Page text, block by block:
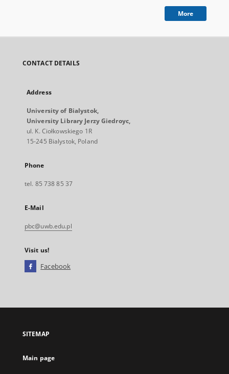
More
CONTACT DETAILS
Address
University of Bialystok,
University Library Jerzy Giedroyc,
ul. K. Ciołkowskiego 1R
15-245 Bialystok, Poland
Phone
tel. 85 738 85 37
E-Mail
pbc@uwb.edu.pl
Visit us!
Facebook
open
new
SITEMAP
Main page